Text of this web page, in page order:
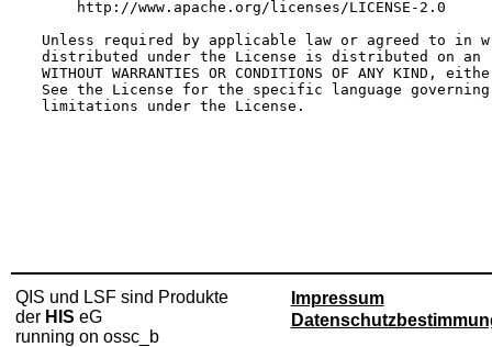
QIS und LSF sind Produkte
der HIS eG
running on ossc_b
Impressum